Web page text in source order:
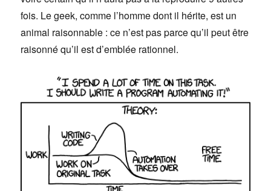
fois. Le geek, comme l’homme dont il hérite, est un
animal raisonnable : ce n’est pas parce qu’il peut être
raisonné qu’il est d’emblée rationnel.